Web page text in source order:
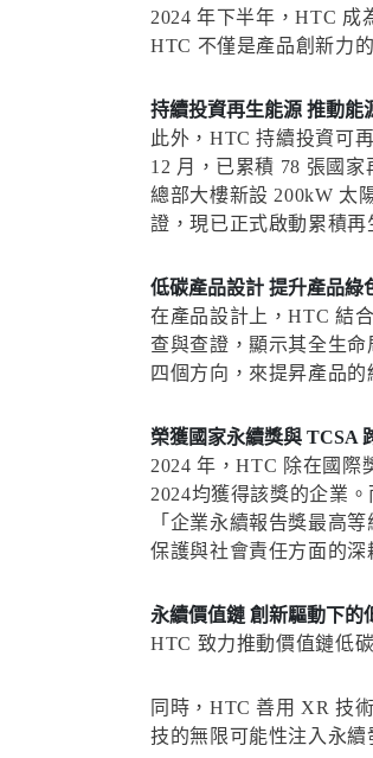
2024 年下半年，HTC 成
HTC 不僅是產品創新力
持續投資再生能源 推動能
此外，HTC 持續投資可
12 月，已累積 78 張國
總部大樓新設 200kW 太
證，現已正式啟動累積再
低碳產品設計 提升產品綠
在產品設計上，HTC 結
查與查證，顯示其全生
四個方向，來提昇產品的
榮獲國家永續獎與 TCSA
2024 年，HTC 除在國際
2024均獲得該獎的企業
「企業永續報告獎最高
保護與社會責任方面的深
永續價值鏈 創新驅動下的
HTC 致力推動價值鏈低
同時，HTC 善用 XR 技
技的無限可能性注入永續